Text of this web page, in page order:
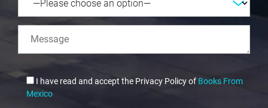
I have read and accept the Privacy Policy of Books From
Mexico